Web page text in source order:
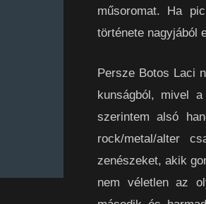
műsoromat. Ha
története nagyjából
Persze Botos Laci
kunságból, mivel
szerintem alsó
rock/metal/alter
zenészeket, akik
nem véletlen az